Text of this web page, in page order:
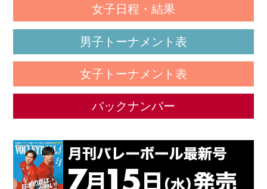
女子日程・結果
男子トーナメント表
女子トーナメント表
バックナンバー